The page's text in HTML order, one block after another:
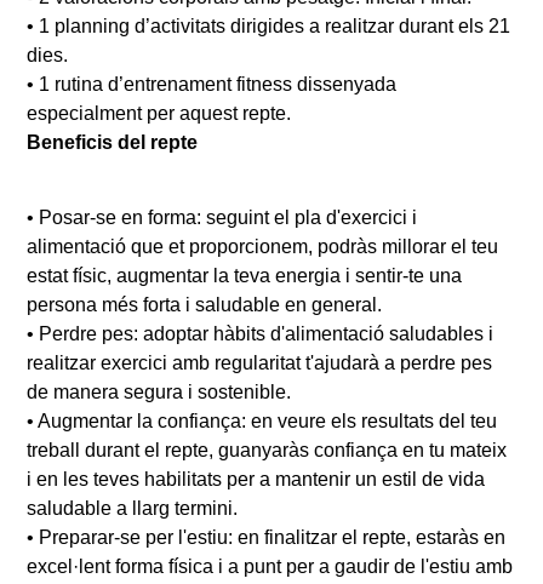
• 1 planning d’activitats dirigides a realitzar durant els 21
dies.
• 1 rutina d’entrenament fitness dissenyada
especialment per aquest repte.
Beneficis del repte
• Posar-se en forma: seguint el pla d'exercici i
alimentació que et proporcionem, podràs millorar el teu
estat físic, augmentar la teva energia i sentir-te una
persona més forta i saludable en general.
• Perdre pes: adoptar hàbits d'alimentació saludables i
realitzar exercici amb regularitat t'ajudarà a perdre pes
de manera segura i sostenible.
• Augmentar la confiança: en veure els resultats del teu
treball durant el repte, guanyaràs confiança en tu mateix
i en les teves habilitats per a mantenir un estil de vida
saludable a llarg termini.
• Preparar-se per l'estiu: en finalitzar el repte, estaràs en
excel·lent forma física i a punt per a gaudir de l'estiu amb